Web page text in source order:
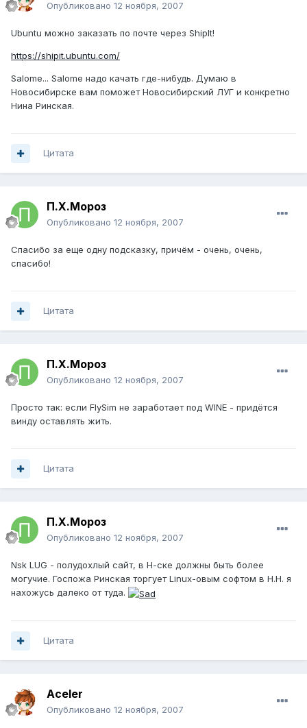
Опубликовано 12 ноября, 2007
Ubuntu можно заказать по почте через ShipIt!
https://shipit.ubuntu.com/
Salome... Salome надо качать где-нибудь. Думаю в
Новосибирске вам поможет Новосибирский ЛУГ и конкретно
Нина Ринская.
Цитата
П.Х.Мороз
Опубликовано 12 ноября, 2007
Спасибо за еще одну подсказку, причём - очень, очень,
спасибо!
Цитата
П.Х.Мороз
Опубликовано 12 ноября, 2007
Просто так: если FlySim не заработает под WINE - придётся
винду оставлять жить.
Цитата
П.Х.Мороз
Опубликовано 12 ноября, 2007
Nsk LUG - полудохлый сайт, в Н-ске должны быть более
могучие. Госпожа Ринская торгует Linux-овым софтом в Н.Н. я
нахожусь далеко от туда.
Цитата
Aceler
Опубликовано 12 ноября, 2007